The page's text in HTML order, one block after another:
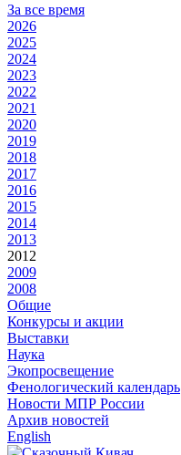
За все время
2026
2025
2024
2023
2022
2021
2020
2019
2018
2017
2016
2015
2014
2013
2012
2009
2008
Общие
Конкурсы и акции
Выставки
Наука
Экопросвещение
Фенологический календарь
Новости МПР России
Архив новостей
English